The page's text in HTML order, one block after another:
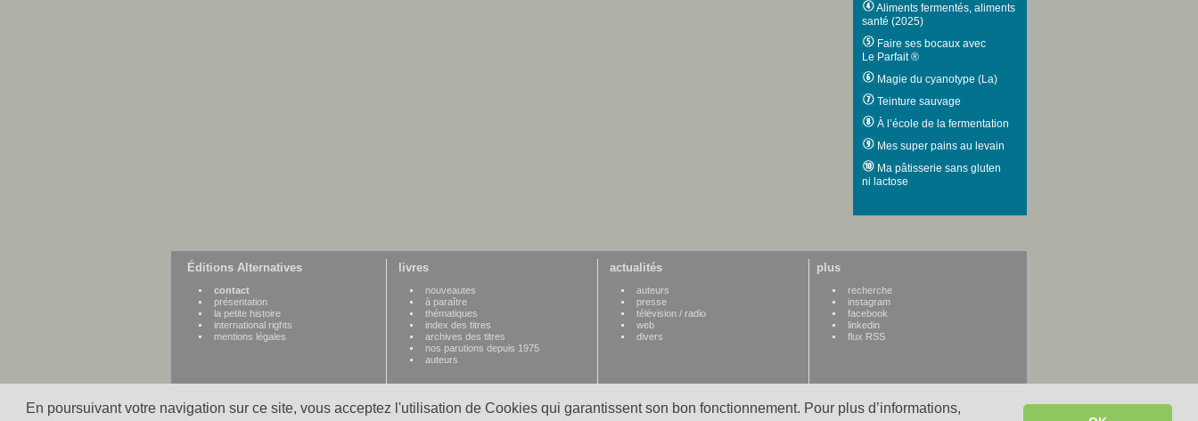
En poursuivant votre navigation sur ce site, vous acceptez l'utilisation de Cookies qui garantissent son bon fonctionnement. Pour plus d’informations,
Aliments fermentés, aliments
santé (2025)
Faire ses bocaux avec
Le Parfait ®
Magie du cyanotype (La)
Teinture sauvage
À l’école de la fermentation
Mes super pains au levain
Ma pâtisserie sans gluten
ni lactose
Éditions Alternatives
contact
présentation
la petite histoire
international rights
mentions légales
livres
nouveautes
à paraître
thématiques
index des titres
archives des titres
nos parutions depuis 1975
auteurs
actualités
auteurs
presse
télévision / radio
web
divers
plus
recherche
instagram
facebook
linkedin
flux RSS
WWW credits